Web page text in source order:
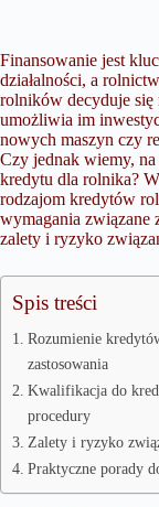
Finansowanie jest
działalności, a
rolników decyduje się
umożliwia im
nowych maszyn czy
Czy jednak wiemy,
kredytu dla rolnika?
rodzajom kredytów
wymagania związane
zalety i ryzyko
Spis treści
Rozumienie
zastosowania
Kwalifikacja do
procedury
Zalety i ryzyko
Praktyczne porady